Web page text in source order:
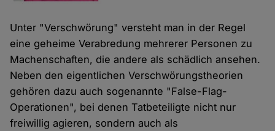
Unter "Verschwörung" versteht man in der Regel
eine geheime Verabredung mehrerer Personen zu
Machenschaften, die andere als schädlich ansehen.
Neben den eigentlichen Verschwörungstheorien
gehören dazu auch sogenannte "False-Flag-
Operationen", bei denen Tatbeteiligte nicht nur
freiwillig agieren, sondern auch als